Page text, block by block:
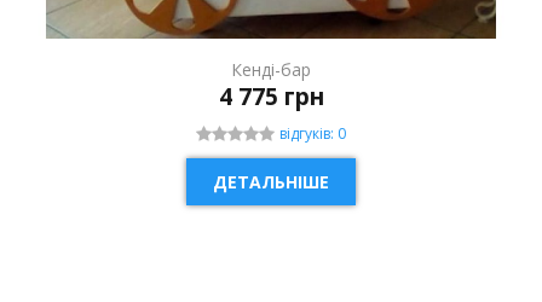
Кенді-бар
4 775 грн
відгуків: 0
ДЕТАЛЬНІШЕ